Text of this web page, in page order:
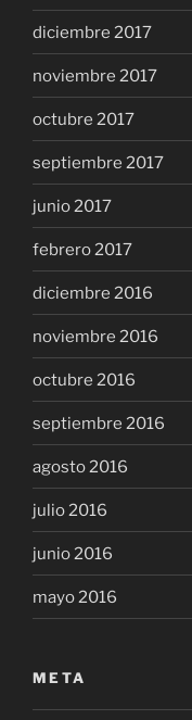
diciembre 2017
noviembre 2017
octubre 2017
septiembre 2017
junio 2017
febrero 2017
diciembre 2016
noviembre 2016
octubre 2016
septiembre 2016
agosto 2016
julio 2016
junio 2016
mayo 2016
META